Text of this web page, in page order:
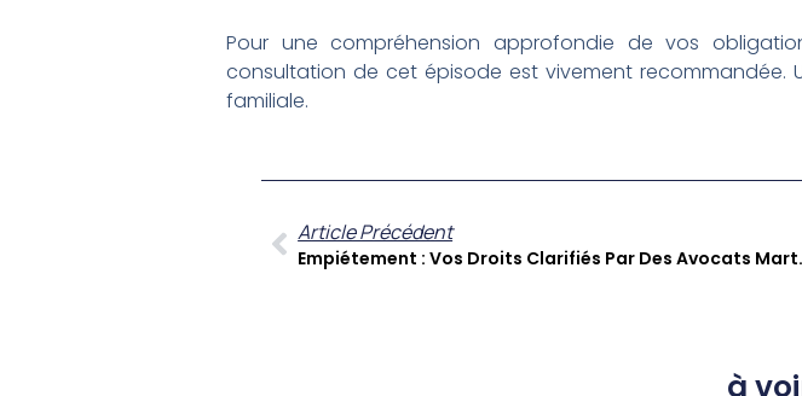
Pour une compréhension approfondie de vos
consultation de cet épisode est vivement recommandée.
familiale.
Article Précédent
à